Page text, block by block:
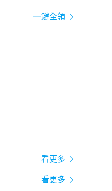
一鍵全領
看更多
看更多